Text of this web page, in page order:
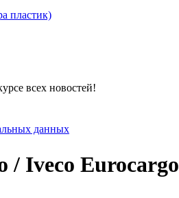
пластик)
всех новостей!
данных
/ Iveco Eurocargo